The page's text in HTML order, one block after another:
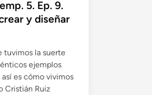
5. Ep. 9.
y diseñar
tuvimos la suerte
ejemplos
es cómo vivimos
Cristián Ruiz